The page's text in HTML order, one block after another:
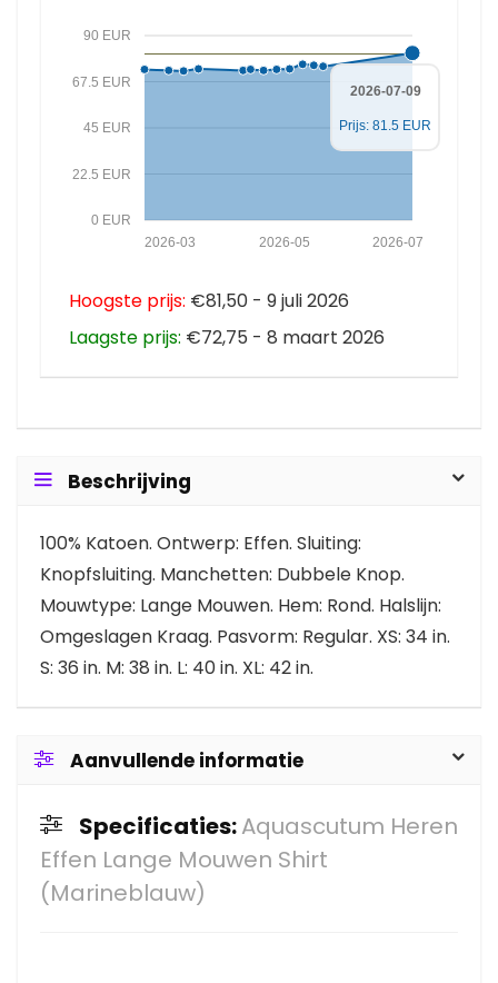
0 EUR
22.5 EUR
45 EUR
67.5 EUR
90 EUR
2026-07
2026-05
2026-03
2026-07-09
Prijs: 81.5 EUR
Hoogste prijs: €81,50 - 9 juli 2026
Laagste prijs: €72,75 - 8 maart 2026
Beschrijving
100% Katoen. Ontwerp: Effen. Sluiting:
Knopfsluiting. Manchetten: Dubbele Knop.
Mouwtype: Lange Mouwen. Hem: Rond. Halslijn:
Omgeslagen Kraag. Pasvorm: Regular. XS: 34 in.
S: 36 in. M: 38 in. L: 40 in. XL: 42 in.
Aanvullende informatie
Specificaties:Aquascutum Heren
Effen Lange Mouwen Shirt
(Marineblauw)